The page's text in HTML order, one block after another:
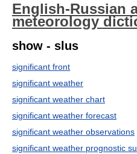
English-Russian
meteorology
show - slus
significant front
significant weather
significant weather chart
significant weather forecast
significant weather observations
significant weather prognostic